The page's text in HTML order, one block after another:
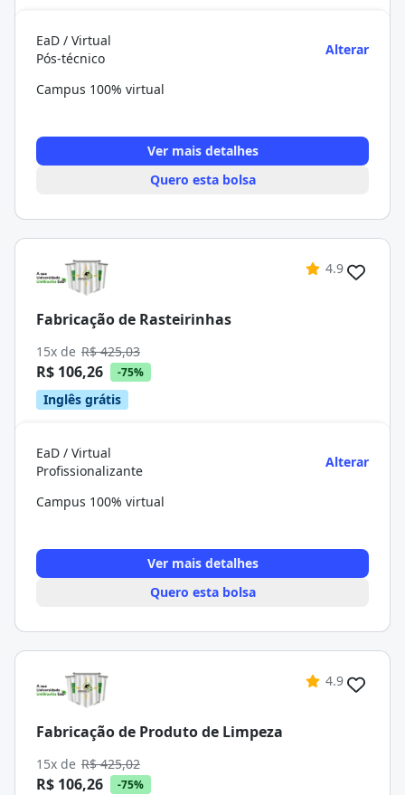
EaD / Virtual
Pós-técnico
Alterar
Campus 100% virtual
Ver mais detalhes
Quero esta bolsa
4.9
Fabricação de Rasteirinhas
15x de R$ 425,03
R$ 106,26 -75%
Inglês grátis
EaD / Virtual
Profissionalizante
Alterar
Campus 100% virtual
Ver mais detalhes
Quero esta bolsa
4.9
Fabricação de Produto de Limpeza
15x de R$ 425,02
R$ 106,26 -75%